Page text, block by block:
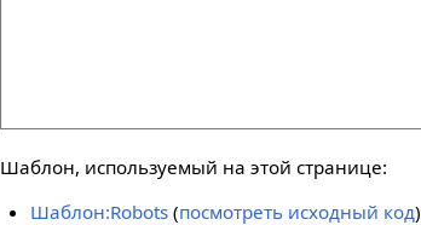
Шаблон, используемый на этой странице:
Шаблон:Robots(посмотреть исходный код)